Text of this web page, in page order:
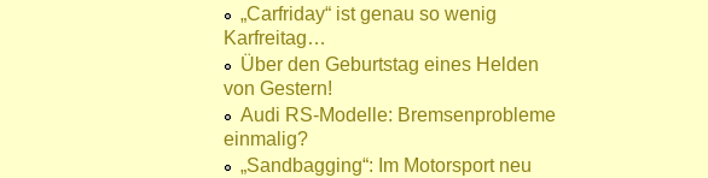
„Carfriday“ ist genau so wenig
Karfreitag…
Über den Geburtstag eines Helden
von Gestern!
Audi RS-Modelle: Bremsenprobleme
einmalig?
„Sandbagging“: Im Motorsport neu